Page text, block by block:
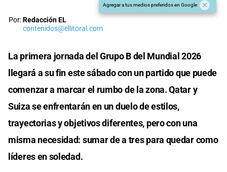
Agregar a tus medios preferidos en Google
Por:Redacción EL
contenidos@ellitoral.com
La primera jornada del Grupo B del Mundial 2026
llegará a su fin este sábado con un partido que puede
comenzar a marcar el rumbo de la zona. Qatar y
Suiza se enfrentarán en un duelo de estilos,
trayectorias y objetivos diferentes, pero con una
misma necesidad: sumar de a tres para quedar como
líderes en soledad.